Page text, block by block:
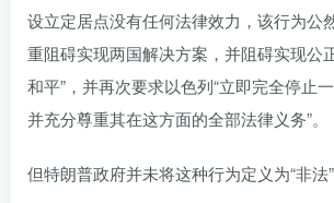
设立定居点没有任何法律效力，该行为公
重阻碍实现两国解决方案，并阻碍实现公
和平”，并再次要求以色列“立即完全停止
并充分尊重其在这方面的全部法律义务”。
但特朗普政府并未将这种行为定义为“非法”